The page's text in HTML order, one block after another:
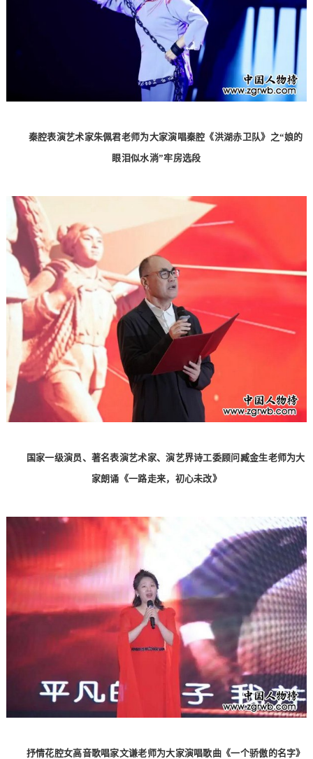
秦腔表演艺术家朱佩君老师为大家演唱秦腔《洪湖赤卫队》之“娘的
眼泪似水淌”牢房选段
国家一级演员、著名表演艺术家、演艺界诗工委顾问臧金生老师为大
家朗诵《一路走来，初心未改》
抒情花腔女高音歌唱家文谦老师为大家演唱歌曲《一个骄傲的名字》